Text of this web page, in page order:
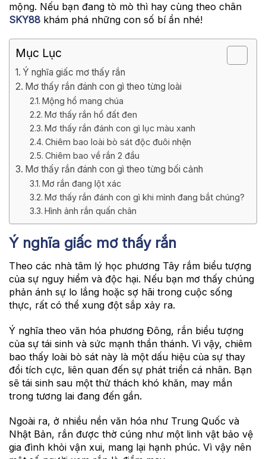
mộng. Nếu bạn đang tò mò thì hay cùng theo chân
SKY88 khám phá những con số bí ẩn nhé!
Mục Lục
Ý nghĩa giấc mơ thấy rắn
Mơ thấy rắn đánh con gì theo từng loài
Mộng hổ mang chúa
Mơ thấy rắn hổ đất đen
Mơ thấy rắn đánh con gì lục màu xanh
Chiêm bao loài bò sát độc đuôi nhện
Chiêm bao về rắn 2 đầu
Mơ thấy rắn đánh con gì theo từng bối cảnh
Mơ rắn đang lột xác
Mơ thấy rắn đánh con gì khi mình đang bắt chúng?
Hình ảnh rắn quấn chân
Ý nghĩa giấc mơ thấy rắn
Theo các nhà tâm lý học phương Tây rắm biểu tượng
của sự nguy hiểm và độc hại. Nếu bạn mơ thấy chúng
phản ánh sự lo lắng hoặc sợ hãi trong cuộc sống
thực, rất có thể xung đột sắp xảy ra.
Ý nghĩa theo văn hóa phương Đông, rắn biểu tượng
của sự tái sinh và sức mạnh thần thánh. Vì vậy, chiêm
bao thấy loài bò sát này là một dấu hiệu của sự thay
đổi tích cực, liên quan đến sự phát triển cá nhân. Bạn
sẽ tái sinh sau một thử thách khó khăn, may mắn
trong tương lai đang đến gần.
Ngoài ra, ở nhiều nền văn hóa như Trung Quốc và
Nhật Bản, rắn được thờ cúng như một linh vật bảo vệ
gia đình khỏi vận xui, mang lại hạnh phúc. Vì vậy nên